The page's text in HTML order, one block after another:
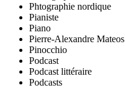
Phtographie nordique
Pianiste
Piano
Pierre-Alexandre Mateos
Pinocchio
Podcast
Podcast littéraire
Podcasts